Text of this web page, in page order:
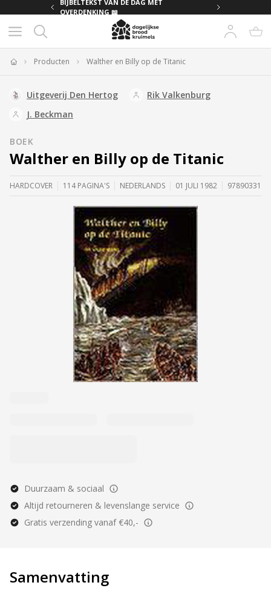
BIJBELTEKST VAN DE DAG MET
OVERDENKING 📖
Producten Walther en Billy op de Titanic
Uitgeverij Den Hertog
Rik Valkenburg
J. Beckman
BOEK
Walther en Billy op de Titanic
HARDCOVER 114 PAGINA'S NEDERLANDS 01 JULI 1982
Duurzaam & sociaal
Altijd retourneren & levenslange service
Gratis verzending vanaf €40,-
Samenvatting